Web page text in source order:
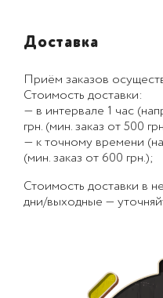
Доставка
Приём заказов
Стоимость доставки:
— в интервале 1 час
грн. (мин. заказ от 500
— к точному времени
(мин. заказ от 600 грн.);
Стоимость доставки в
дни/выходные —